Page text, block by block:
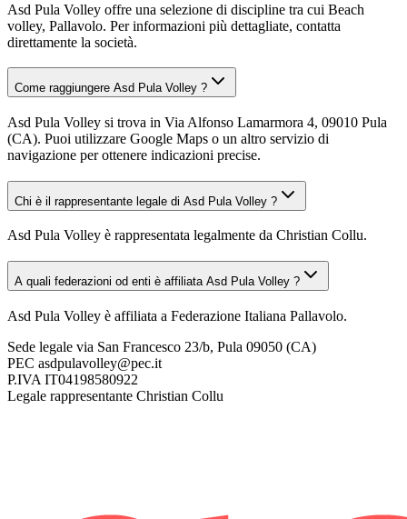
Asd Pula Volley offre una selezione di discipline tra cui Beach
volley, Pallavolo. Per informazioni più dettagliate, contatta
direttamente la società.
Come raggiungere Asd Pula Volley ?
Asd Pula Volley si trova in Via Alfonso Lamarmora 4, 09010 Pula
(CA). Puoi utilizzare Google Maps o un altro servizio di
navigazione per ottenere indicazioni precise.
Chi è il rappresentante legale di Asd Pula Volley ?
Asd Pula Volley è rappresentata legalmente da Christian Collu.
A quali federazioni od enti è affiliata Asd Pula Volley ?
Asd Pula Volley è affiliata a Federazione Italiana Pallavolo.
Sede legale via San Francesco 23/b, Pula 09050 (CA)
PEC asdpulavolley@pec.it
P.IVA IT04198580922
Legale rappresentante Christian Collu